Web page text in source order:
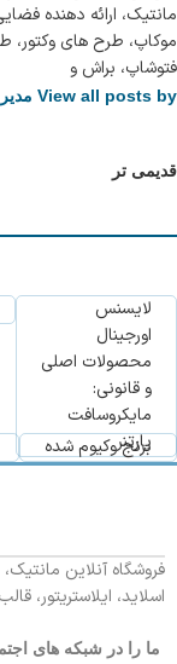
مانتیک، ارائه دهنده
موکاپ، طرح های وکتور،
فتوشاپ، براش و
View all posts by مدیر سیستم
قدیمی تر
لایسنس
اورجینال
محصولات اصلی
و قانونی:
مایکروسافت
پارتنر
برنج وکیوم شده
فروشگاه آنلاین
اسلاید، ایلاستریتور،
ما را در شبکه های